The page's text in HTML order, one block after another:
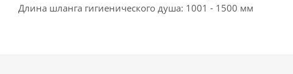
Длина шланга гигиенического душа: 1001 - 1500 мм